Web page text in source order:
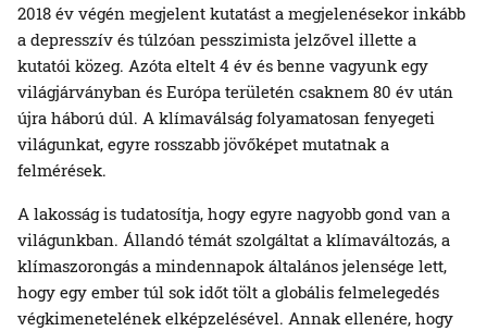
2018 év végén megjelent kutatást a megjelenésekor inkább
a depresszív és túlzóan pesszimista jelzővel illette a
kutatói közeg. Azóta eltelt 4 év és benne vagyunk egy
világjárványban és Európa területén csaknem 80 év után
újra háború dúl. A klímaválság folyamatosan fenyegeti
világunkat, egyre rosszabb jövőképet mutatnak a
felmérések.
A lakosság is tudatosítja, hogy egyre nagyobb gond van a
világunkban. Állandó témát szolgáltat a klímaváltozás, a
klímaszorongás a mindennapok általános jelensége lett,
hogy egy ember túl sok időt tölt a globális felmelegedés
végkimenetelének elképzelésével. Annak ellenére, hogy